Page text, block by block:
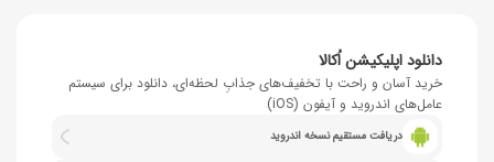
دانلود اپلیکیشن اُکالا
خرید آسان و راحت با تخفیف‌های جذابِ لحظه‌ای، دانلود برای سیستم
عامل‌های اندروید و آیفون (iOS)
دریافت مستقیم نسخه اندروید